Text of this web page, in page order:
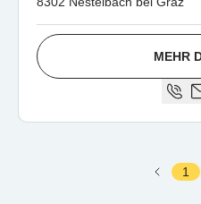
MEHR
1